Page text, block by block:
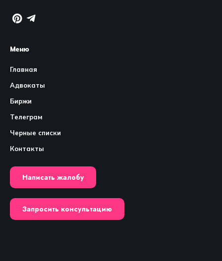
Меню
Главная
Адвокаты
Биржи
Телеграм
Черные списки
Контакты
Написать жалобу
Запросить консультацию